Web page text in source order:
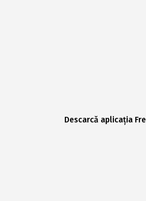
Descarcă aplicația